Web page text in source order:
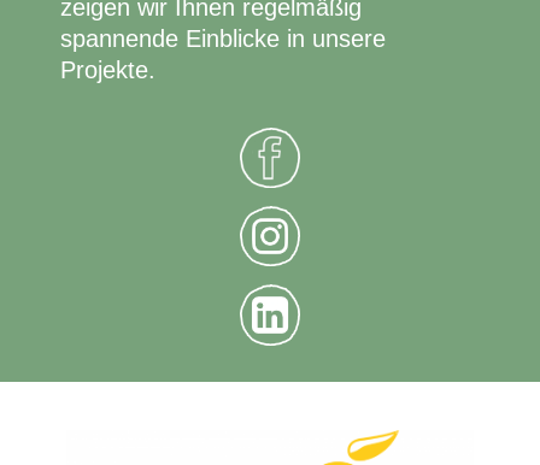
zeigen wir Ihnen regelmäßig
spannende Einblicke in unsere
Projekte.